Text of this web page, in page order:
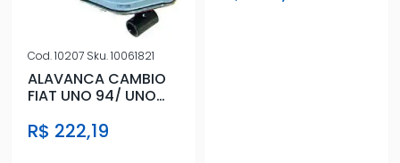
Cod.10207 Sku.10061821
ALAVANCA CAMBIO
FIAT UNO 94/ UNO
R$ 222,19